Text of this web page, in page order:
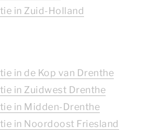
in Zuid-Holland
in de Kop van Drenthe
in Zuidwest Drenthe
in Midden-Drenthe
in Noordoost Friesland